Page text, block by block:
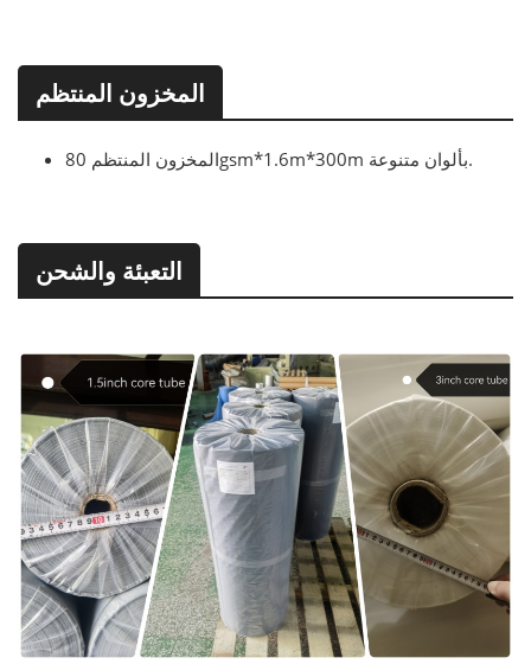
المخزون المنتظم
المخزون المنتظم 80gsm*1.6m*300m بألوان متنوعة.
التعبئة والشحن